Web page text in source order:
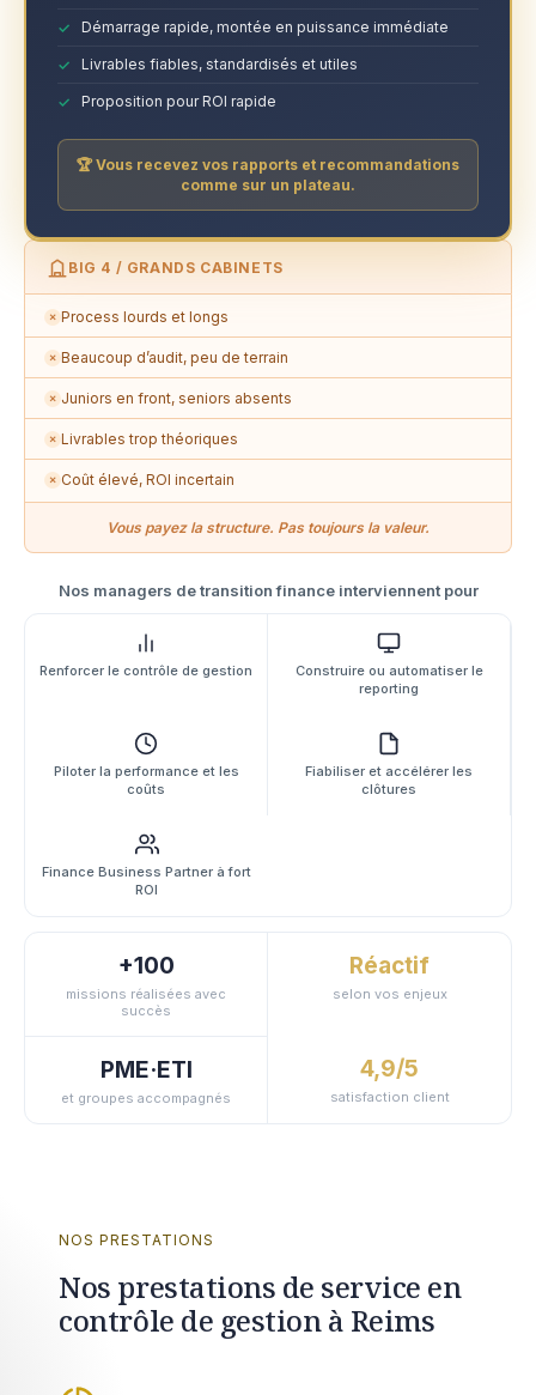
Démarrage rapide, montée en puissance immédiate
Livrables fiables, standardisés et utiles
Proposition pour ROI rapide
🏆 Vous recevez vos rapports et recommandations
comme sur un plateau.
BIG 4 / GRANDS CABINETS
✗ Process lourds et longs
✗ Beaucoup d’audit, peu de terrain
✗ Juniors en front, seniors absents
✗ Livrables trop théoriques
✗ Coût élevé, ROI incertain
Vous payez la structure. Pas toujours la valeur.
Nos managers de transition finance interviennent pour
Renforcer le contrôle de gestion
Construire ou automatiser le
reporting
Piloter la performance et les
coûts
Fiabiliser et accélérer les
clôtures
Finance Business Partner à fort
ROI
+100
missions réalisées avec
succès
Réactif
selon vos enjeux
PME·ETI
et groupes accompagnés
4,9/5
satisfaction client
NOS PRESTATIONS
Nos prestations de service en
contrôle de gestion à Reims